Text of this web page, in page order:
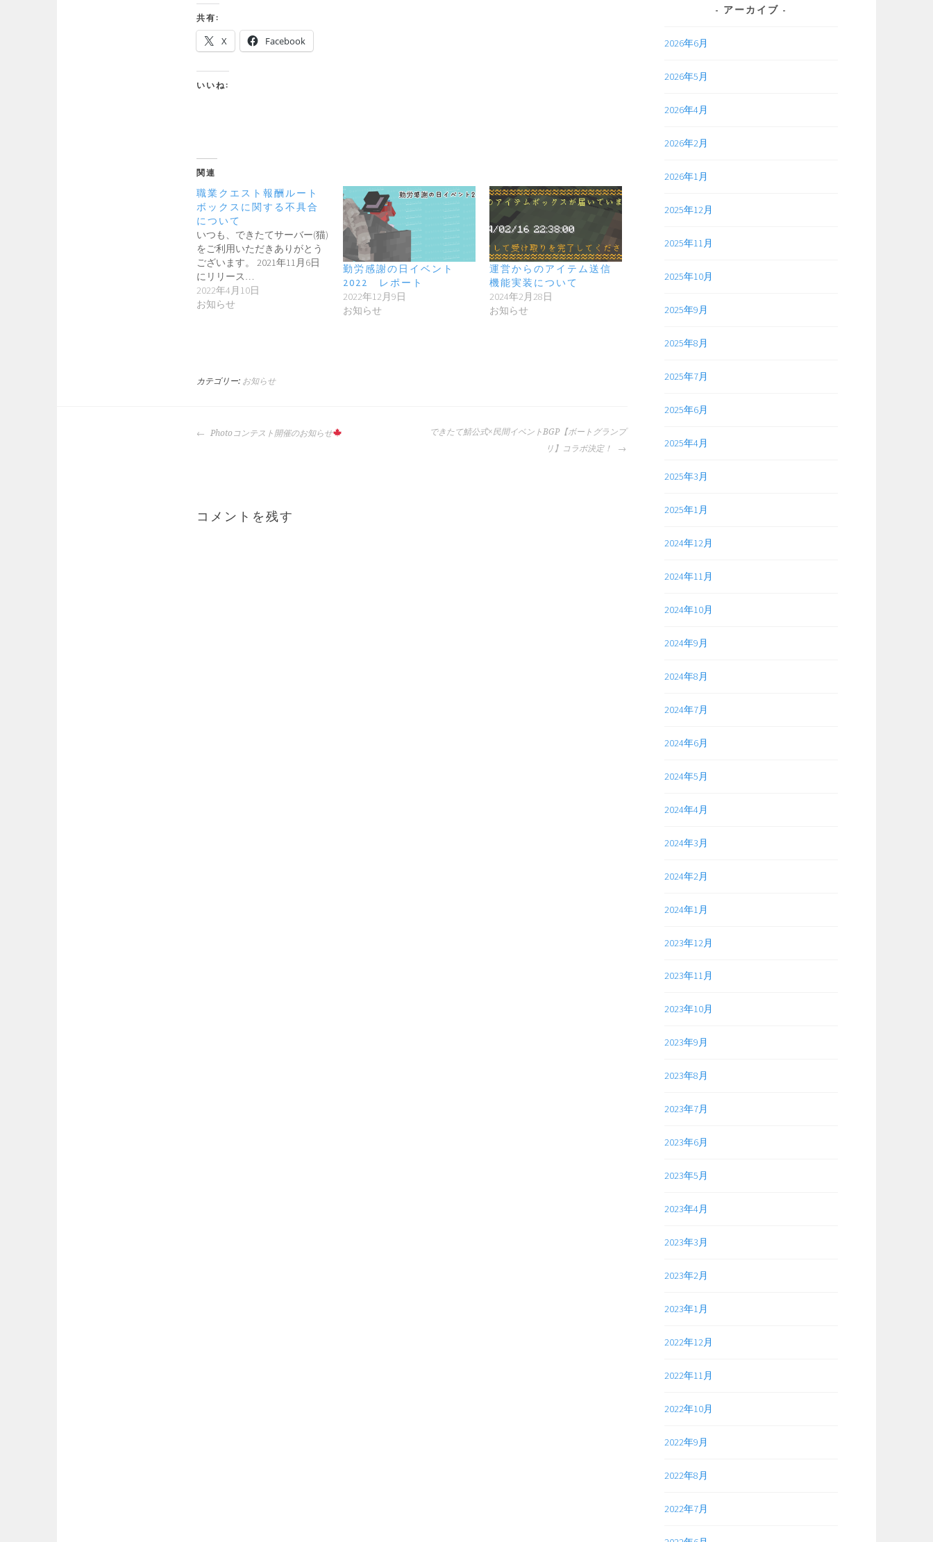
共有:
X Facebook
いいね:
関連
職業クエスト報酬ルート
ボックスに関する不具合
について
いつも、できたてサーバー(猫)
をご利用いただきありがとう
ございます。 2021年11月6日
にリリース…
2022年4月10日
お知らせ
勤労感謝の日イベント
2022 レポート
2022年12月9日
お知らせ
運営からのアイテム送信
機能実装について
2024年2月28日
お知らせ
カテゴリー: お知らせ
投
ー
Photoコンテスト開催のお知らせ
できたて鯖公式×民間イベントBGP【ボートグランプ
リ】コラボ決定！
コメントを残す
アーカイブ
2026年6月
2026年5月
2026年4月
2026年2月
2026年1月
2025年12月
2025年11月
2025年10月
2025年9月
2025年8月
2025年7月
2025年6月
2025年4月
2025年3月
2025年1月
2024年12月
2024年11月
2024年10月
2024年9月
2024年8月
2024年7月
2024年6月
2024年5月
2024年4月
2024年3月
2024年2月
2024年1月
2023年12月
2023年11月
2023年10月
2023年9月
2023年8月
2023年7月
2023年6月
2023年5月
2023年4月
2023年3月
2023年2月
2023年1月
2022年12月
2022年11月
2022年10月
2022年9月
2022年8月
2022年7月